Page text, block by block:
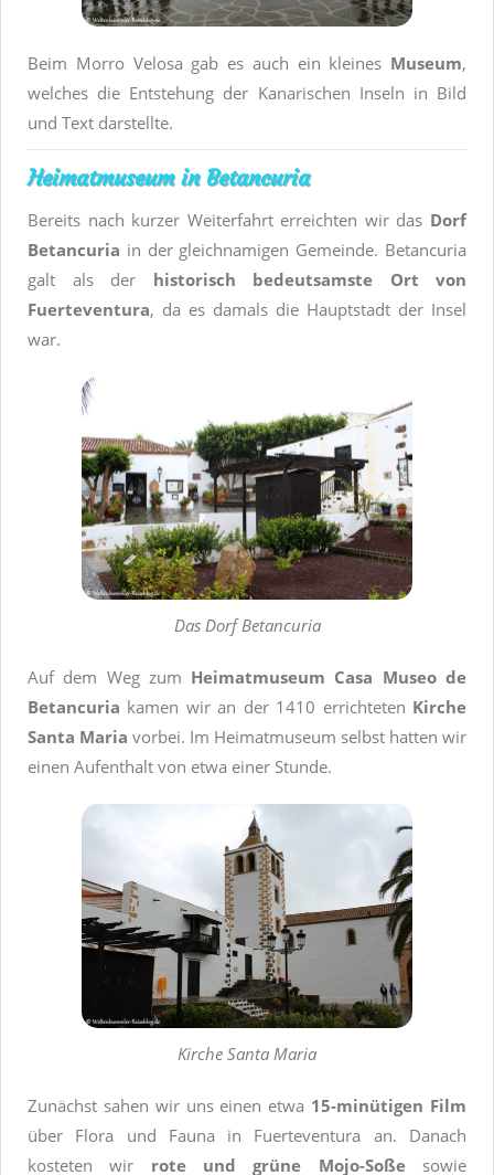
Beim Morro Velosa gab es auch ein kleines Museum,
welches die Entstehung der Kanarischen Inseln in Bild
und Text darstellte.
Heimatmuseum in Betancuria
Bereits nach kurzer Weiterfahrt erreichten wir das Dorf
Betancuria in der gleichnamigen Gemeinde. Betancuria
galt als der historisch bedeutsamste Ort von
Fuerteventura, da es damals die Hauptstadt der Insel
war.
Das Dorf Betancuria
Auf dem Weg zum Heimatmuseum Casa Museo de
Betancuria kamen wir an der 1410 errichteten Kirche
Santa Maria vorbei. Im Heimatmuseum selbst hatten wir
einen Aufenthalt von etwa einer Stunde.
Kirche Santa Maria
Zunächst sahen wir uns einen etwa 15-minütigen Film
über Flora und Fauna in Fuerteventura an. Danach
kosteten wir rote und grüne Mojo-Soßesowie